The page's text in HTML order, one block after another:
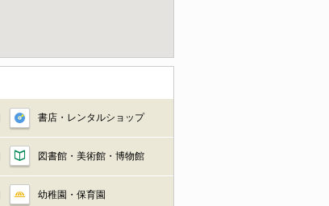
書店・レンタルショップ
図書館・美術館・博物館
幼稚園・保育園